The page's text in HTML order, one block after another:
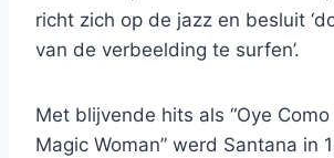
richt zich op de jazz en besluit
van de verbeelding te surfen’.
Met blijvende hits als “Oye Como
Magic Woman” werd Santana in